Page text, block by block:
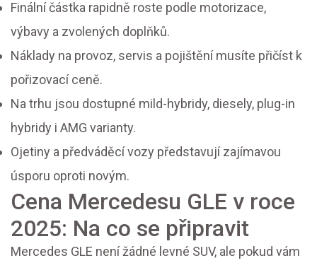
Finální částka rapidně roste podle motorizace,
výbavy a zvolených doplňků.
Náklady na provoz, servis a pojištění musíte přičíst k
pořizovací ceně.
Na trhu jsou dostupné mild-hybridy, diesely, plug-in
hybridy i AMG varianty.
Ojetiny a předváděcí vozy představují zajímavou
úsporu oproti novým.
Cena Mercedesu GLE v roce
2025: Na co se připravit
Mercedes GLE není žádné levné SUV, ale pokud vám